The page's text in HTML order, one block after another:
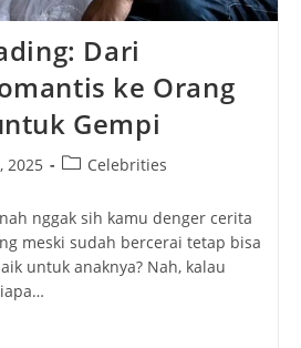
Dari
ke Orang
Gempi
2025
PostCelebrities
nggak sih kamu denger cerita
meski sudah bercerai tetap bisa
untuk anaknya? Nah, kalau